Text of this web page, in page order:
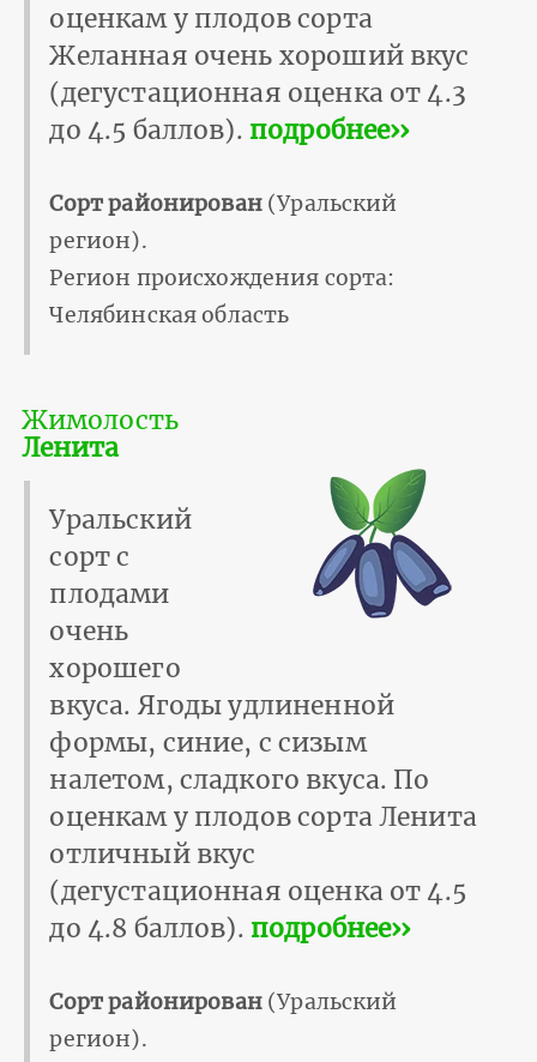
оценкам у плодов сорта
Желанная очень хороший вкус
(дегустационная оценка от 4.3
до 4.5 баллов). подробнее››
Сорт районирован(Уральский
регион).
Регион происхождения сорта:
Челябинская область
Жимолость
Ленита
Уральский
сорт с
плодами
очень
хорошего
вкуса. Ягоды удлиненной
формы, синие, с сизым
налетом, сладкого вкуса. По
оценкам у плодов сорта Ленита
отличный вкус
(дегустационная оценка от 4.5
до 4.8 баллов). подробнее››
Сорт районирован(Уральский
регион).